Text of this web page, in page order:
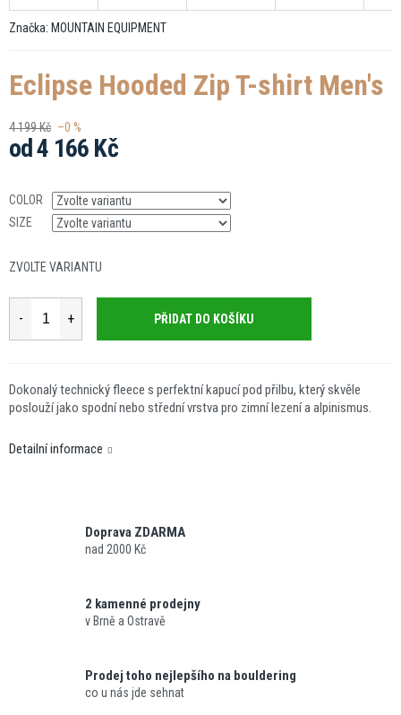
Značka: MOUNTAIN EQUIPMENT
Eclipse Hooded Zip T-shirt Men's
4 199 Kč –0 %
od4 166 Kč
cena:
COLOR
SIZE
ZVOLTE VARIANTU
PŘIDAT DO KOŠÍKU
Dokonalý technický fleece s perfektní kapucí pod přilbu, který skvěle
poslouží jako spodní nebo střední vrstva pro zimní lezení a alpinismus.
Detailní informace
Doprava ZDARMA
nad 2000 Kč
2 kamenné prodejny
v Brně a Ostravě
Prodej toho nejlepšího na bouldering
co u nás jde sehnat